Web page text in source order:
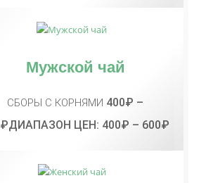
Мужской чай
СБОРЫ С КОРНЯМИ 400₽ –
₽ДИАПАЗОН ЦЕН: 400₽ – 600₽